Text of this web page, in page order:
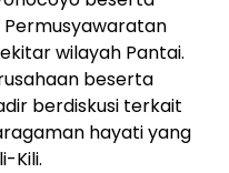
Permusyawaratan
wilayah Pantai.
beserta
berdiskusi terkait
hayati yang
Kili.